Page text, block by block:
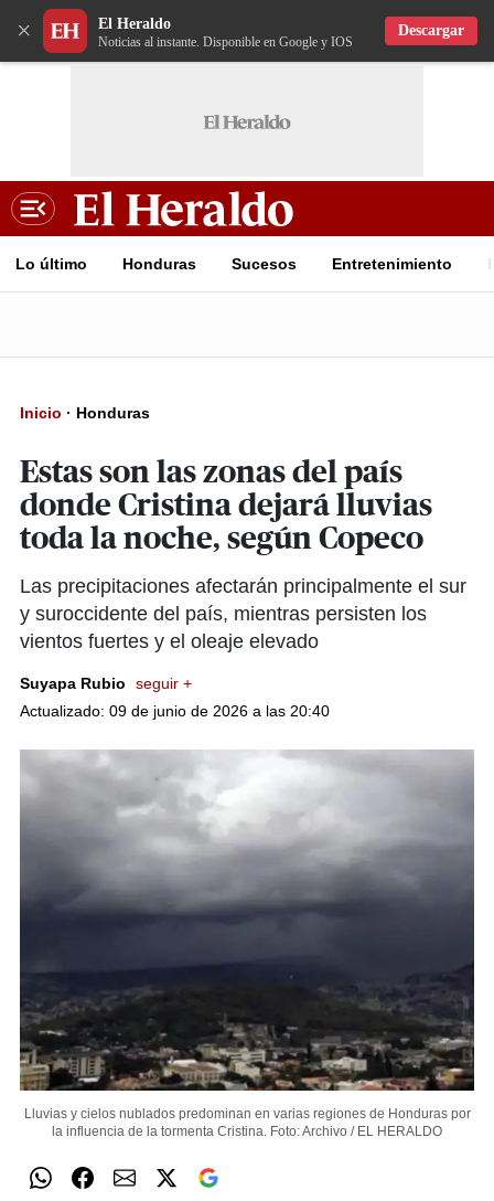
× El Heraldo
Noticias al instante. Disponible en Google y IOS
Descargar
Lo último Honduras Sucesos Entretenimiento
Inicio · Honduras
Estas son las zonas del país
donde Cristina dejará lluvias
toda la noche, según Copeco
Las precipitaciones afectarán principalmente el sur
y suroccidente del país, mientras persisten los
vientos fuertes y el oleaje elevado
Suyapa Rubio
seguir +
Actualizado: 09 de junio de 2026 a las 20:40
Lluvias y cielos nublados predominan en varias regiones de Honduras por
la influencia de la tormenta Cristina. Foto: Archivo / EL HERALDO